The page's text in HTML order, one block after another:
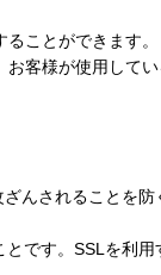
ことができます。
客様が使用して
んされることを
です。SSLを利